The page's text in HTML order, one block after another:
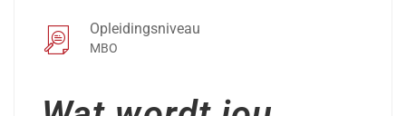
Opleidingsniveau
MBO